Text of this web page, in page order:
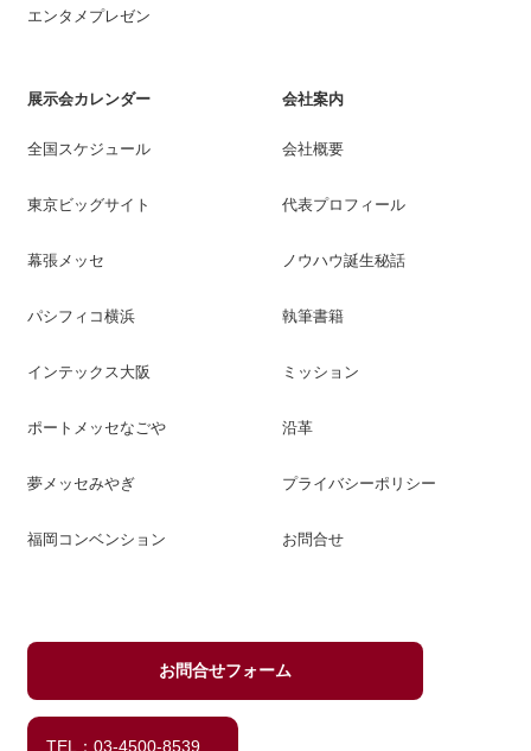
エンタメプレゼン
展示会カレンダー
全国スケジュール
東京ビッグサイト
幕張メッセ
パシフィコ横浜
インテックス大阪
ポートメッセなごや
夢メッセみやぎ
福岡コンベンション
会社案内
会社概要
代表プロフィール
ノウハウ誕生秘話
執筆書籍
ミッション
沿革
プライバシーポリシー
お問合せ
お問合せフォーム
TEL：03-4500-8539